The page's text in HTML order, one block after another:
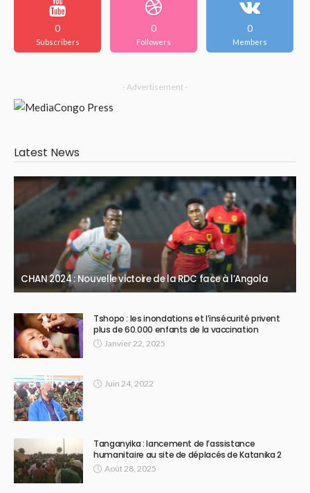
0
Subscribers
0
Followers
0
Members
- Advertisement -
Latest News
CHAN 2024 : Nouvelle victoire de la RDC face à l’Angola
Tshopo : les inondations et l’insécurité privent
plus de 60.000 enfants de la vaccination
Janvier 22, 2025
Juin 24, 2022
Tanganyika : lancement de l’assistance
humanitaire au site de déplacés de Katanika 2
Août 28, 2025